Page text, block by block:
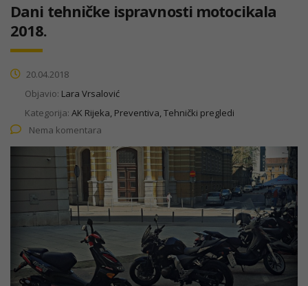
Dani tehničke ispravnosti motocikala
2018.
20.04.2018
Objavio: Lara Vrsalović
Kategorija: AK Rijeka, Preventiva, Tehnički pregledi
Nema komentara